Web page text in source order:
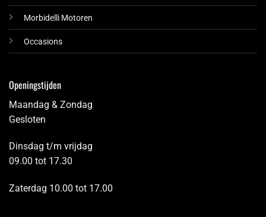
Morbidelli Motoren
Occasions
Openingstijden
Maandag & Zondag
Gesloten
Dinsdag t/m vrijdag
09.00 tot 17.30
Zaterdag 10.00 tot 17.00